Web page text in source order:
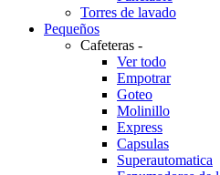
Torres de lavado
Pequeños
Cafeteras -
Ver todo
Empotrar
Goteo
Molinillo
Express
Capsulas
Superautomatica